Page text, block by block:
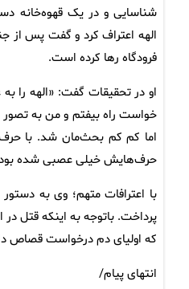
شناسایی و در یک قهوه‌خانه
الهه اعتراف کرد و گفت پس از
فرودگاه رها کرده است.
خواست راه بیفتم و من به تصور
اما کم کم بحث‌مان شد. با
حرف‌هایش خیلی عصبی شده بودم
با اعترافات متهم؛ وی به
پرداخت. باتوجه به اینکه قتل
که اولیای دم درخواست قصاص
انتهای پیام/